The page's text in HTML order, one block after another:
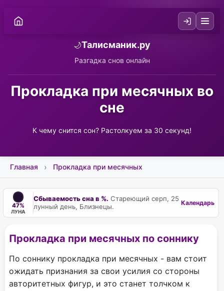
🌙Талисманик.ру
Разгадка снов онлайн
Прокладка при месячных во
сне
К чему снится сон? Растолкуем за 30 секунд!
Главная Прокладка при месячных
47%
ЛУНА
Сбываемость сна в %. Стареющий серп, 25
лунный день, Близнецы.
Календарь
Прокладка при месячных по соннику
По соннику прокладка при месячных - вам стоит
ожидать признания за свои усилия со стороны
авторитетных фигур, и это станет толчком к